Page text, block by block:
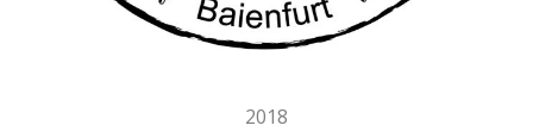
2018